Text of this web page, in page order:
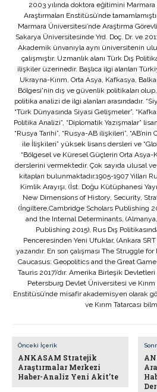
2003 yılında doktora eğitimini
Araştırmaları Enstitüsü’nde
Marmara Üniversitesi’nde Araştırma
Sakarya Üniversitesinde Yrd. Doç. Dr. ve
Akademik ünvanıyla aynı üniversitenin
çalışmıştır. Uzmanlık alanı Türk Dış
ilişkiler üzerinedir. Başlıca ilgi alanları
Ukrayna-Kırım, Orta Asya, Kafkasya,
Bölgesi'nin dış ve güvenlik politikaları olup,
politika analizi de ilgi alanları arasındadır.
“Türk Dünyasında Siyasi Gelişmeler”,
Politika Analizi”, “Diplomatik Yazışmalar”
“Rusya Tarihi”, “Rusya-AB ilişkileri”,
ile İlişkileri” yüksek lisans dersleri ve
“Bölgesel ve Küresel Güçlerin Orta Asya-
derslerini vermektedir. Çok sayıda ulusal
kitapları bulunmaktadır.1905-1907 Yılları
Kimlik Arayışı, (İst. Doğu Kütüphanesi
New Dimensions of History, Security,
(İngiltere,Cambridge Scholars Publishing
and the Internal Determinants,
Publishing 2015), Rus Dış
Penceresinden Yeni Ufuklar, (Ankara SRT
yazarıdır. En son çalışması The Struggle
Caucasus: Geopolitics and the Great
Tauris 2017)’dır. Amerika Birleşik
Petersburg Devlet Üniversitesi ve
Enstitüsü’nde misafir akademisyen olarak
ve Kırım Tatarcası
Önceki İçerik
ANKASAM Stratejik
Araştırmalar Merkezi
Haber-Analiz Yeni Akit’te